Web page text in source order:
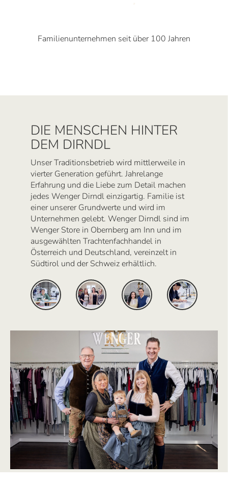
Familienunternehmen seit über 100 Jahren
DIE MENSCHEN HINTER
DEM DIRNDL
Unser Traditionsbetrieb wird mittlerweile in
vierter Generation geführt. Jahrelange
Erfahrung und die Liebe zum Detail machen
jedes Wenger Dirndl einzigartig. Familie ist
einer unserer Grundwerte und wird im
Unternehmen gelebt. Wenger Dirndl sind im
Wenger Store in Obernberg am Inn und im
ausgewählten Trachtenfachhandel in
Österreich und Deutschland, vereinzelt in
Südtirol und der Schweiz erhältlich.